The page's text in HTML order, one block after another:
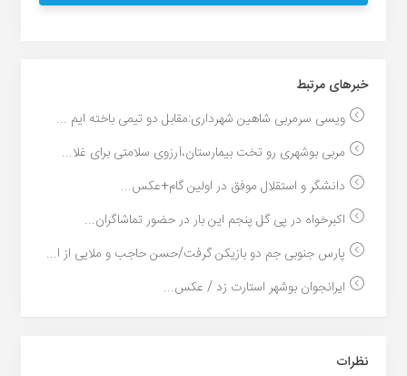
خبر‌های مرتبط
ویسی سرمربی شاهین شهرداری:مقابل دو تیمی باخته ایم ...
مربی بوشهری رو تخت بیمارستان،آرزوی سلامتی برای غلا...
دانشگر و استقلال موفق در اولین گام+عکس...
اکبرخواه در پی گل پنجم این بار در حضور تماشاگران...
پارس جنوبی جم دو بازیکن گرفت/حسن حاجب و ملایی از ا...
ایرانجوان بوشهر استارت زد / عکس...
نظرات